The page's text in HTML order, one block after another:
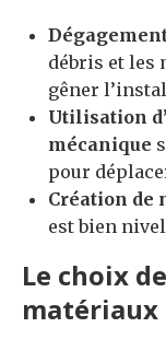
débris et les
gêner
Utilisation
mécanique
pour
Création de
est bien
Le choix
matériaux